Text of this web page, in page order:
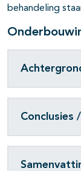
behandeling
Conclusies